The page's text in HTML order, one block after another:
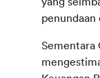
Sementara